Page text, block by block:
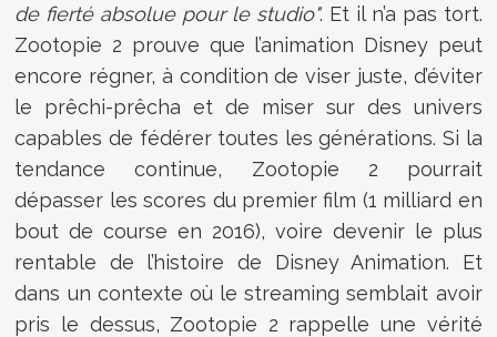
de fierté absolue pour le studio". Et il n’a pas tort.
Zootopie 2 prouve que l’animation Disney peut
encore régner, à condition de viser juste, d’éviter
le prêchi-prêcha et de miser sur des univers
capables de fédérer toutes les générations. Si la
tendance continue, Zootopie 2 pourrait
dépasser les scores du premier film (1 milliard en
bout de course en 2016), voire devenir le plus
rentable de l’histoire de Disney Animation. Et
dans un contexte où le streaming semblait avoir
pris le dessus, Zootopie 2 rappelle une vérité